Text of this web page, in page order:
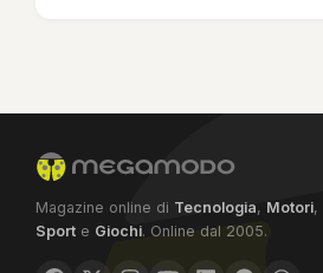
Magazine online di Tecnologia, Motori,
Sport e Giochi. Online dal 2005.